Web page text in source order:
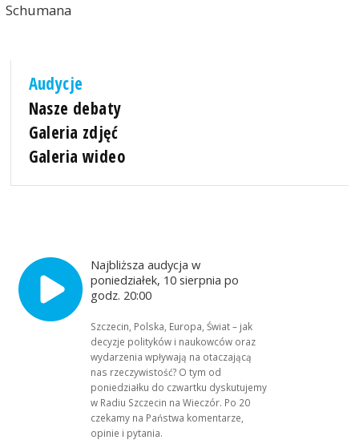
Schumana
Audycje
Nasze debaty
Galeria zdjęć
Galeria wideo
Najbliższa audycja w
poniedziałek, 10 sierpnia po
godz. 20:00
Szczecin, Polska, Europa, Świat – jak
decyzje polityków i naukowców oraz
wydarzenia wpływają na otaczającą
nas rzeczywistość? O tym od
poniedziałku do czwartku dyskutujemy
w Radiu Szczecin na Wieczór. Po 20
czekamy na Państwa komentarze,
opinie i pytania.